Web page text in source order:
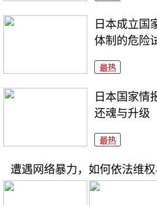
日本成立国
体制的危险
最热
日本国家情
还魂与升级
最热
遭遇网络暴力，如何依法维